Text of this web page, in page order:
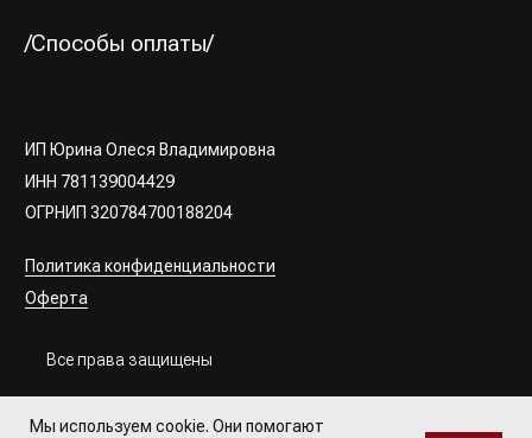
Мы используем cookie. Они помогают